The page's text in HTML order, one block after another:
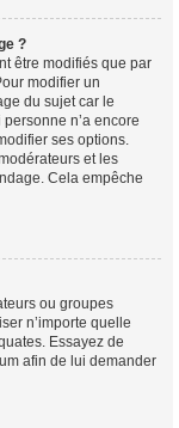
?
être modifiés que par
modifier un
du sujet car le
n’a encore
ses options.
et les
Cela empêche
ou groupes
n’importe quelle
Essayez de
afin de lui demander